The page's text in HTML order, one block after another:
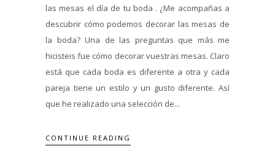
las mesas el día de tu boda . ¿Me acompañas a
descubrir cómo podemos decorar las mesas de
la boda? Una de las preguntas que más me
hicisteis fue cómo decorar vuestras mesas. Claro
está que cada boda es diferente a otra y cada
pareja tiene un estilo y un gusto diferente. Así
que he realizado una selección de...
CONTINUE READING